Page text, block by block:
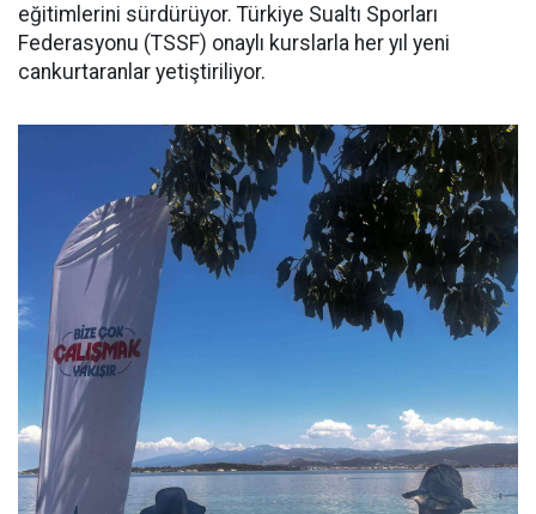
eğitimlerini sürdürüyor. Türkiye Sualtı Sporları
Federasyonu (TSSF) onaylı kurslarla her yıl yeni
cankurtaranlar yetiştiriliyor.